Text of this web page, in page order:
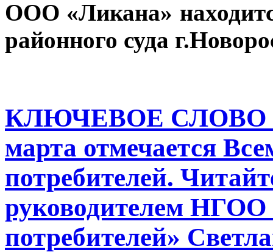
ООО «Ликана»
районного суда
КЛЮЧЕВОЕ СЛОВО -
марта отмечается
потребителей.
руководителем
потребителей»